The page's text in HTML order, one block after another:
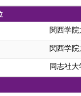
関西学院
関西学院
同志社